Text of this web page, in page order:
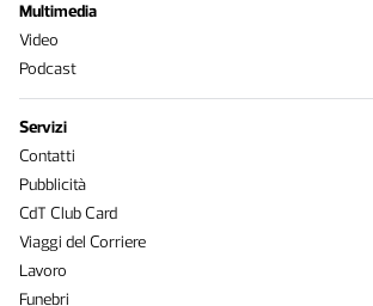
Multimedia
Video
Podcast
Servizi
Contatti
Pubblicità
CdT Club Card
Viaggi del Corriere
Lavoro
Funebri